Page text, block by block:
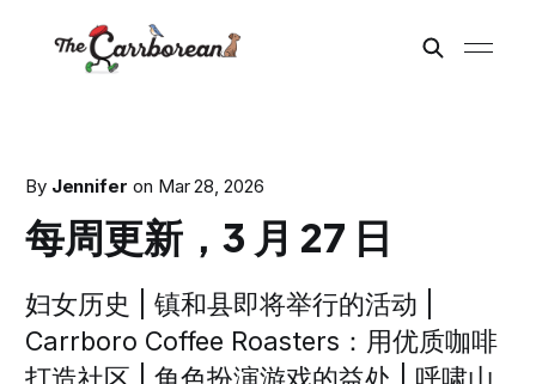
By Jennifer on Mar 28, 2026
每周更新，3 月 27 日
妇女历史 | 镇和县即将举行的活动 |
Carrboro Coffee Roasters：用优质咖啡